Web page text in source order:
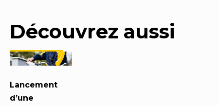
Découvrez aussi
Lancement
d’une